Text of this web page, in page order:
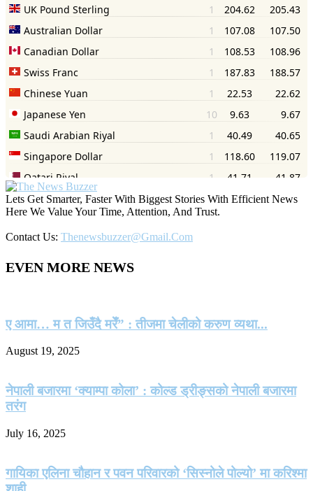
Lets Get Smarter, Faster With Biggest Stories With Efficient News
Here We Value Your Time, Attention, And Trust.
Contact Us: Thenewsbuzzer@gmail.com
EVEN MORE NEWS
ए आमा… म त जिउँदै मरेँ” : तीजमा चेलीको करुण व्यथा...
August 19, 2025
नेपाली बजारमा ‘क्याम्पा कोला’ : कोल्ड ड्रीङ्सको नेपाली बजारमा
तरंग
July 16, 2025
गायिका एलिना चौहान र पवन परिवारको ‘सिस्नोले पोल्यो’ मा करिश्मा